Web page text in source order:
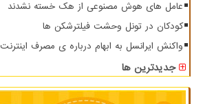
عامل های هوش مصنوعی از هک خسته نشدند
کودکان در تونل وحشت فیلترشکن ها
واکنش ایرانسل به ابهام درباره ی مصرف اینترنت
جدیدترین ها